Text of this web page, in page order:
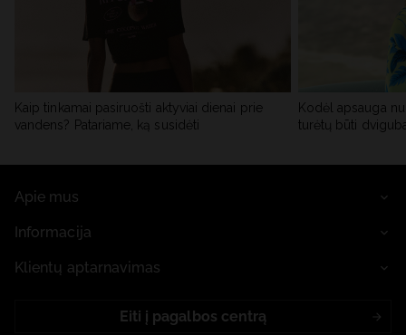
Kaip tinkamai pasiruošti aktyviai dienai prie
vandens? Patariame, ką susidėti
Kodėl apsauga
turėtų būti
Apie mus
Informacija
Klientų aptarnavimas
Eiti į pagalbos centrą